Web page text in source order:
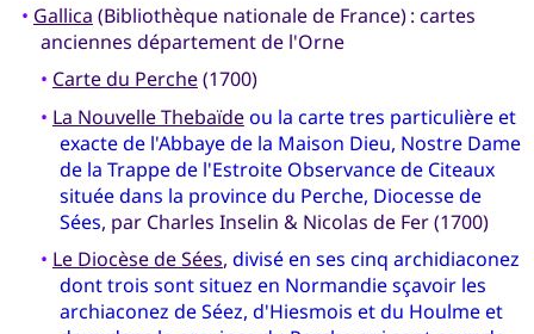
• Gallica (Bibliothèque nationale de France) : cartes
anciennes département de l'Orne
• Carte du Perche(1700)
• La Nouvelle Thebaïdeou la carte tres particulière et
exacte de l'Abbaye de la Maison Dieu, Nostre Dame
de la Trappe de l'Estroite Observance de Citeaux
située dans la province du Perche, Diocesse de
Sées, par Charles Inselin & Nicolas de Fer (1700)
• Le Diocèse de Sées, divisé en ses cinq archidiaconez
dont trois sont situez en Normandie sçavoir les
archiaconez de Séez, d'Hiesmois et du Houlme et